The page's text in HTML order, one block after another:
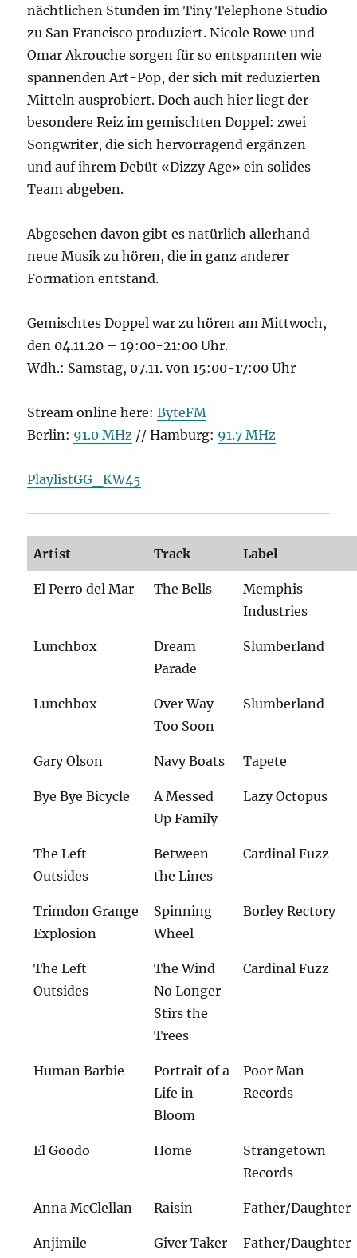
nächtlichen Stunden im Tiny Telephone Studio
zu San Francisco produziert. Nicole Rowe und
Omar Akrouche sorgen für so entspannten wie
spannenden Art-Pop, der sich mit reduzierten
Mitteln ausprobiert. Doch auch hier liegt der
besondere Reiz im gemischten Doppel: zwei
Songwriter, die sich hervorragend ergänzen
und auf ihrem Debüt «Dizzy Age» ein solides
Team abgeben.
Abgesehen davon gibt es natürlich allerhand
neue Musik zu hören, die in ganz anderer
Formation entstand.
Gemischtes Doppel war zu hören am Mittwoch,
den 04.11.20 – 19:00-21:00 Uhr.
Wdh.: Samstag, 07.11. von 15:00-17:00 Uhr
Stream online here:ByteFM
Berlin: 91.0 MHz // Hamburg: 91.7 MHz
PlaylistGG_KW45
Artist Track Label
El Perro del Mar The Bells
Memphis
Industries
Lunchbox
Dream
Parade
Slumberland
Lunchbox
Over Way
Too Soon
Slumberland
Gary Olson Navy Boats Tapete
Bye Bye Bicycle
A Messed
Up Family
Lazy Octopus
The Left
Outsides
Between
the Lines
Cardinal Fuzz
Trimdon Grange
Explosion
Spinning
Wheel
Borley Rectory
The Left
Outsides
The Wind
No Longer
Stirs the
Trees
Cardinal Fuzz
Human Barbie
Portrait of a
Life in
Bloom
Poor Man
Records
El Goodo Home
Strangetown
Records
Anna McClellan Raisin Father/Daughter
Anjimile Giver Taker Father/Daughter